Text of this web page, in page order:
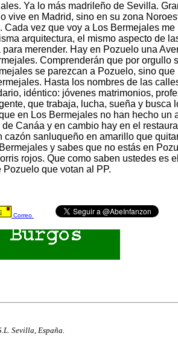
Ya lo más madrileño de Sevilla.
vive en Madrid, sino en su zona
Cada vez que voy a Los Bermejales
arquitectura, el mismo aspecto de
merender. Hay en Pozuelo una
Comprenderán que por orgullo
se parezcan a Pozuelo, sino
Hasta los nombres de las
idéntico: jóvenes matrimonios,
que trabaja, lucha, sueña y busca
en Los Bermejales no han hecho un
Canáa y en cambio hay en el
cazón sanluqueño en amarillo que
y sabes que no estás en
rojos. Que como saben ustedes es
que votan al PP.
Correo
Sevilla, España.